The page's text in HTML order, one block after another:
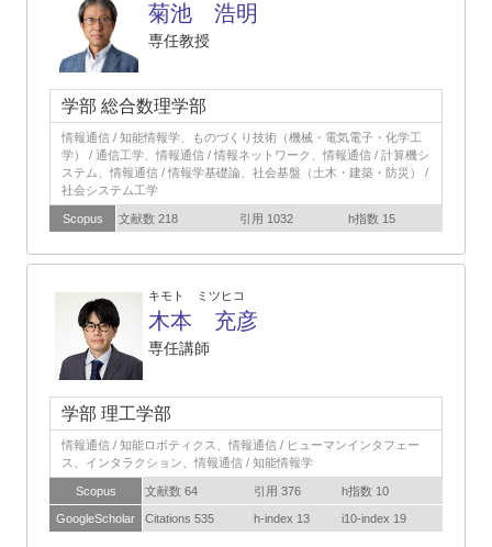
菊池 浩明
専任教授
学部 総合数理学部
情報通信 / 知能情報学、ものづくり技術（機械・電気電子・化学工
学） / 通信工学、情報通信 / 情報ネットワーク、情報通信 / 計算機シ
ステム、情報通信 / 情報学基礎論、社会基盤（土木・建築・防災） /
社会システム工学
Scopus 文献数 218 引用 1032 h指数 15
キモト ミツヒコ
木本 充彦
専任講師
学部 理工学部
情報通信 / 知能ロボティクス、情報通信 / ヒューマンインタフェー
ス、インタラクション、情報通信 / 知能情報学
Scopus 文献数 64 引用 376 h指数 10
GoogleScholar Citations 535 h-index 13 i10-index 19